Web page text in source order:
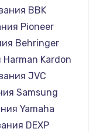
клапана
BBK
Pioneer
Behringer
Kardon
JVC
Samsung
Yamaha
DEXP